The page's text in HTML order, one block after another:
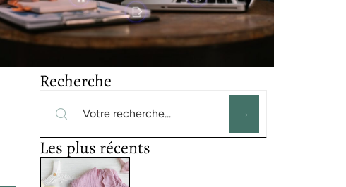
Recherche
Les plus récents